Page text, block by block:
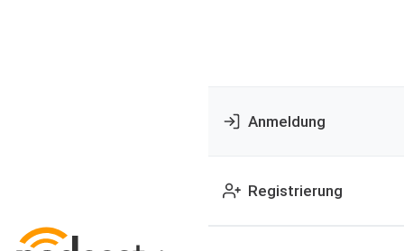
Anmeldung
Registrierung